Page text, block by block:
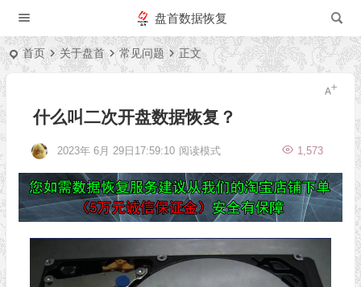
盘首数据恢复
首页 关于盘首 常见问题 正文
什么叫二次开盘数据恢复？
2023年 6月 29日17:59:10 1,573
阅读模式